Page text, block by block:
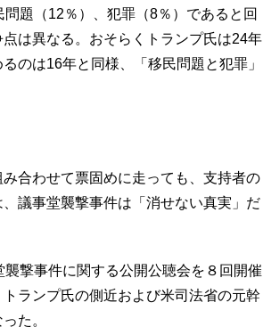
題（12％）、犯罪（8％）であると回
は異なる。おそらくトランプ氏は24年
のは16年と同様、「移民問題と犯罪」
合わせて票固めに走っても、支持者の
議事堂襲撃事件は「消せない真実」だ
撃事件に関する公開公聴会を８回開催
ランプ氏の側近および米司法省の元幹
た。